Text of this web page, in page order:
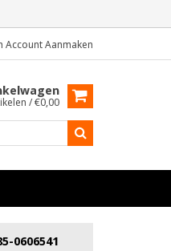
Account Aanmaken
/ €0,00
0606541